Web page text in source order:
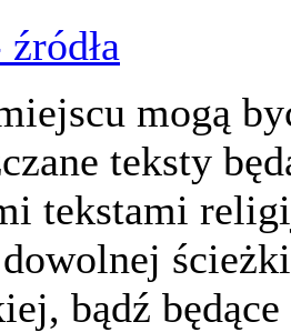
mogą
teksty
tekstami
ścieżki
bądź będące